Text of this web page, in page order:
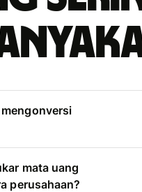
mata uang
perusahaan?